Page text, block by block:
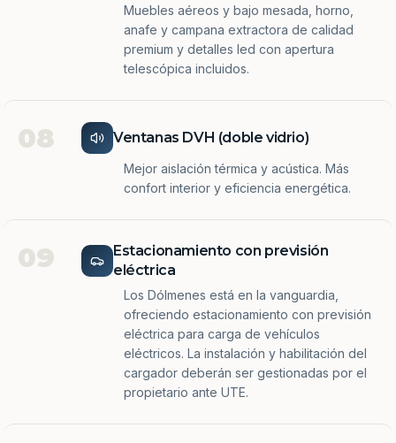
Muebles aéreos y bajo mesada, horno,
anafe y campana extractora de calidad
premium y detalles led con apertura
telescópica incluidos.
08 Ventanas DVH (doble vidrio)
Mejor aislación térmica y acústica. Más
confort interior y eficiencia energética.
09
Estacionamiento con previsión
eléctrica
Los Dólmenes está en la vanguardia,
ofreciendo estacionamiento con previsión
eléctrica para carga de vehículos
eléctricos. La instalación y habilitación del
cargador deberán ser gestionadas por el
propietario ante UTE.